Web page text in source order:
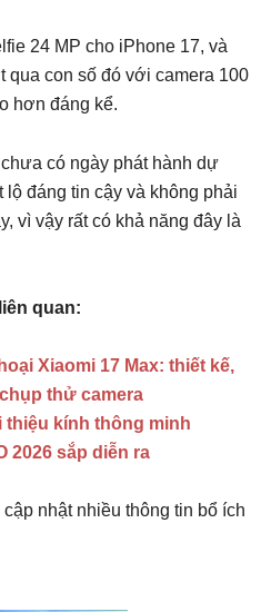
24 MP cho iPhone 17, và
con số đó với camera 100
hơn đáng kể.
có ngày phát hành dự
đáng tin cậy và không phải
vì vậy rất có khả năng đây là
quan:
Xiaomi 17 Max: thiết kế,
thử camera
thiệu kính thông minh
2026 sắp diễn ra
nhật nhiều thông tin bổ ích